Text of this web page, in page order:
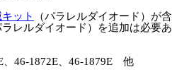
ット
（パラレルダイオード）が
ラレルダイオード）を追加は必要
、46-1872E、46-1879E 他